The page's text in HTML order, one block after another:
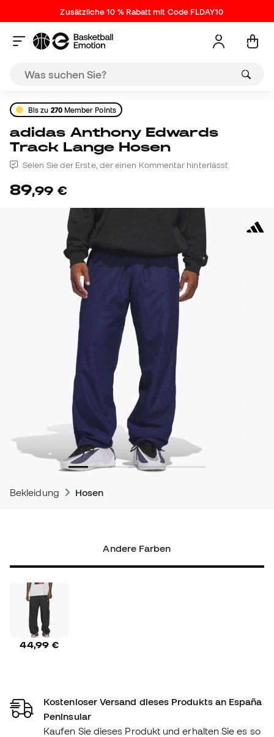
Zusätzliche 10 % Rabatt mit Code FLDAY10
Bis zu 270Member Points
adidas Anthony Edwards
Track Lange Hosen
Seien Sie der Erste, der einen Kommentar hinterlässt
89,99 €
Bekleidung Hosen
Andere Farben
44,99 €
Kostenloser Versand dieses Produkts an España
Peninsular
Kaufen Sie dieses Produkt und erhalten Sie es so